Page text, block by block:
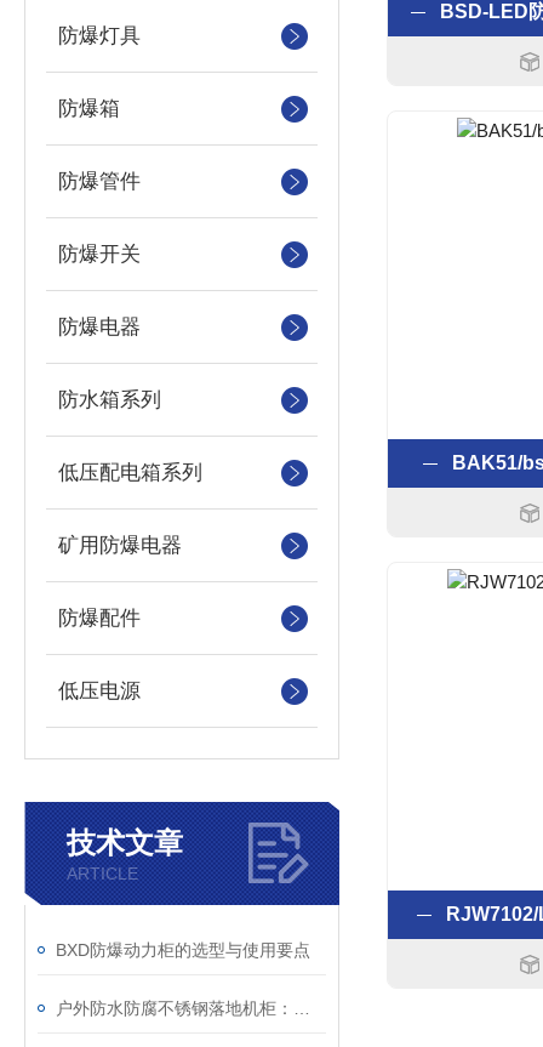
防爆灯具
防爆箱
防爆管件
防爆开关
防爆电器
防水箱系列
低压配电箱系列
矿用防爆电器
防爆配件
低压电源
技术文章
ARTICLE
BXD防爆动力柜的选型与使用要点
BSD-LED
BAK51/